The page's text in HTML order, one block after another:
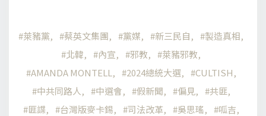
萊豬黨 蔡英文集團 黨媒 新三民自
製造真相
北韓
內宣 邪教
萊豬邪教
AMANDA MONTELL
2024總統大選
CULTISH
中共同路人
中選會 假新聞 偏見
共匪
匪諜
台灣版麥卡錫 司法改革 吳思瑤
呱吉